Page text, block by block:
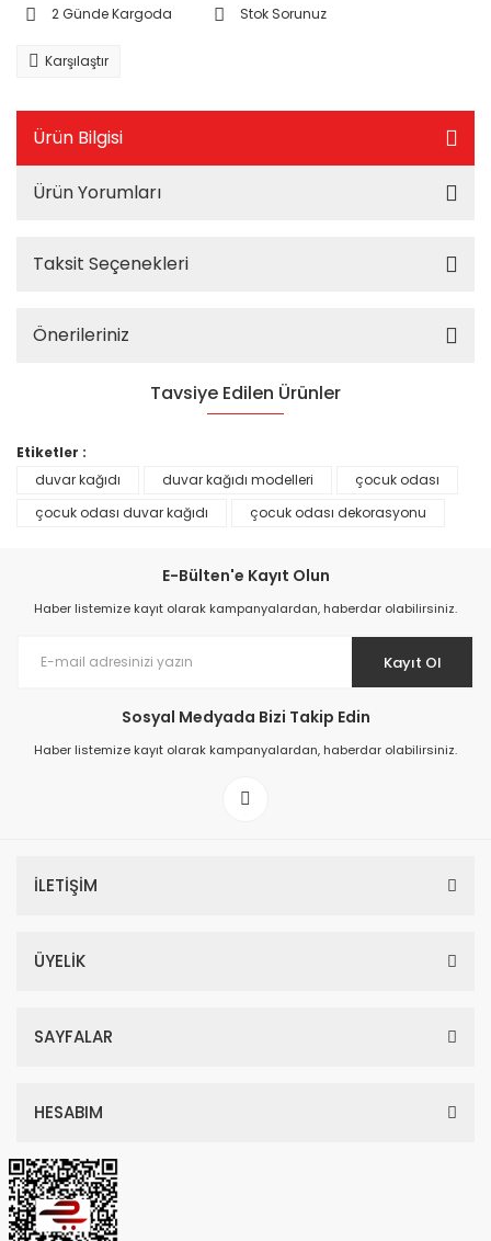
2 Günde Kargoda Stok Sorunuz
Karşılaştır
Ürün Bilgisi
Ürün Yorumları
Taksit Seçenekleri
Önerileriniz
Tavsiye Edilen Ürünler
Etiketler :
duvar kağıdı
duvar kağıdı modelleri
çocuk odası
çocuk odası duvar kağıdı
çocuk odası dekorasyonu
E-Bülten'e Kayıt Olun
Haber listemize kayıt olarak kampanyalardan, haberdar olabilirsiniz.
Kayıt Ol
Sosyal Medyada Bizi Takip Edin
Haber listemize kayıt olarak kampanyalardan, haberdar olabilirsiniz.
İLETİŞİM
ÜYELİK
SAYFALAR
HESABIM